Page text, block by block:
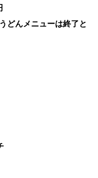
どんメニューは終了と